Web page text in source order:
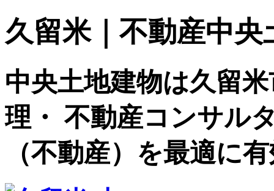
久留米｜不動産中
中央土地建物は久留
理・ 不動産コンサル
（不動産）を最適に